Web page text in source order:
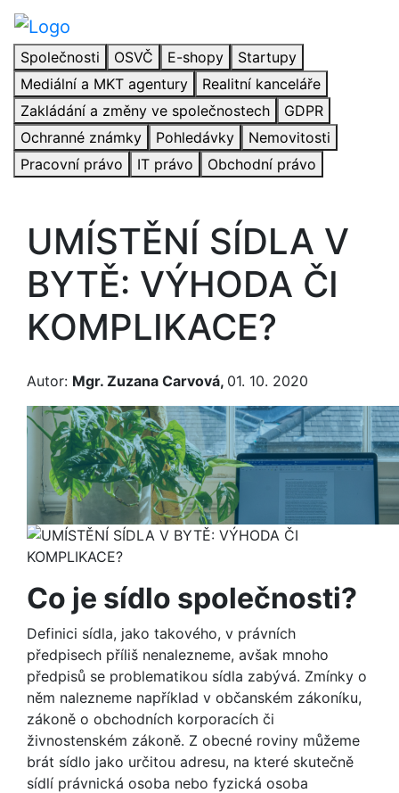
Společnosti OSVČ E-shopy
Startupy
Mediální a MKT agentury
Realitní kanceláře
Zakládání a změny ve společnostech
GDPR
Ochranné známky
Pohledávky
Nemovitosti
Pracovní právo
IT právo Obchodní právo
UMÍSTĚNÍ SÍDLA V
BYTĚ: VÝHODA ČI
KOMPLIKACE?
Autor: Mgr. Zuzana Carvová, 01. 10. 2020
Co je sídlo společnosti?
Definici sídla, jako takového, v právních
předpisech příliš nenalezneme, avšak mnoho
předpisů se problematikou sídla zabývá. Zmínky o
něm nalezneme například v občanském zákoníku,
zákoně o obchodních korporacích či
živnostenském zákoně. Z obecné roviny můžeme
brát sídlo jako určitou adresu, na které skutečně
sídlí právnická osoba nebo fyzická osoba